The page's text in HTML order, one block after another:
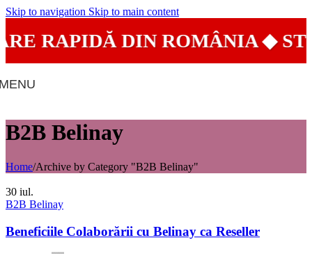
Skip to navigation Skip to main content
RAPIDĂ DIN ROMÂNIA ◆
B2B Belinay
Home/Archive by Category "B2B Belinay"
30 iul.
B2B Belinay
Beneficiile Colaborării cu Belinay ca Reseller